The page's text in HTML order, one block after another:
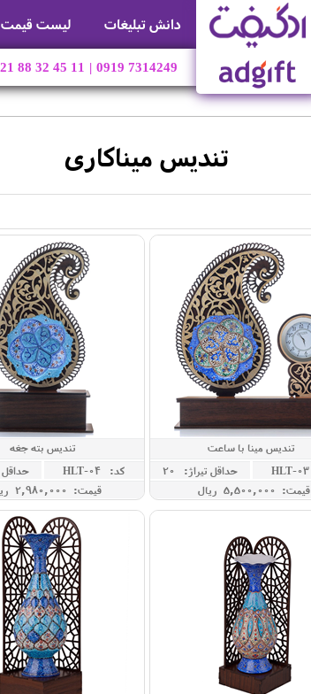
دانش تبلیغات لیست قیمت
88 32 45 11 | 0919 7314249
تندیس میناکاری
تندیس مینا با ساعت
حداقل تيراژ: 20
قیمت: 5,500,000 ريال
تندیس بته جغه
کد: HLT-04
حداقل
قیمت: 2,980,000 ريال